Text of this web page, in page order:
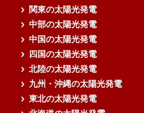
関東の太陽光発電
中部の太陽光発電
中国の太陽光発電
四国の太陽光発電
北陸の太陽光発電
九州・沖縄の太陽光発電
東北の太陽光発電